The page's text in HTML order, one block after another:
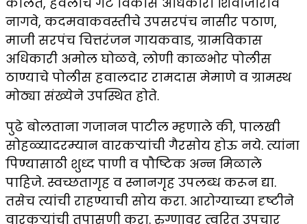
नागवे, कदमवाकवस्तीचे उपसरपंच नासीर पठाण,
माजी सरपंच चित्तरंजन गायकवाड, ग्रामविकास
अधिकारी अमोल घोळवे, लोणी काळभोर पोलीस
ठाण्याचे पोलीस हवालदार रामदास मेमाणे व ग्रामस्थ
मोठ्या संख्येने उपस्थित होते.
पुढे बोलताना गजानन पाटील म्हणाले की, पालखी
सोहळ्यादरम्यान वारकऱ्यांची गैरसोय होऊ नये. त्यांना
पिण्यासाठी शुध्द पाणी व पौष्टिक अन्न मिळाले
पाहिजे. स्वच्छतागृह व स्नानगृह उपलब्ध करून द्या.
तसेच त्यांची राहण्याची सोय करा. आरोग्याच्या दृष्टीने
वारकऱ्यांची तपासणी करा. रुग्णावर त्वरित उपचार